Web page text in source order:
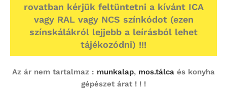
rovatban kérjük feltüntetni a kívánt ICA
vagy RAL vagy NCS színkódot (ezen
színskálákról lejjebb a leírásból lehet
tájékozódni) !!!
Az ár nem tartalmaz : munkalap, mos.tálca és konyha
gépészet árat ! ! !